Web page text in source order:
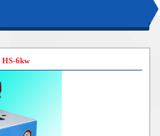
HS-6kw